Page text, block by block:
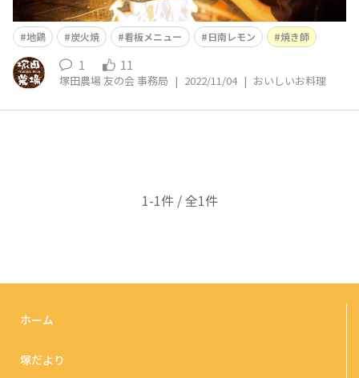
地鶏 炭火焼 看板メニュー 日南レモン 焼き師
1 11
塚田農場 友の会 事務局 | 2022/11/04 | おいしいお料理
1-1件 / 全1件
ホーム
塚だより